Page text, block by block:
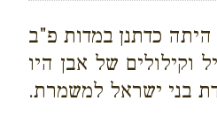
כדתנן במדות פ"ב
של אבן היו
בני ישראל למשמרת.